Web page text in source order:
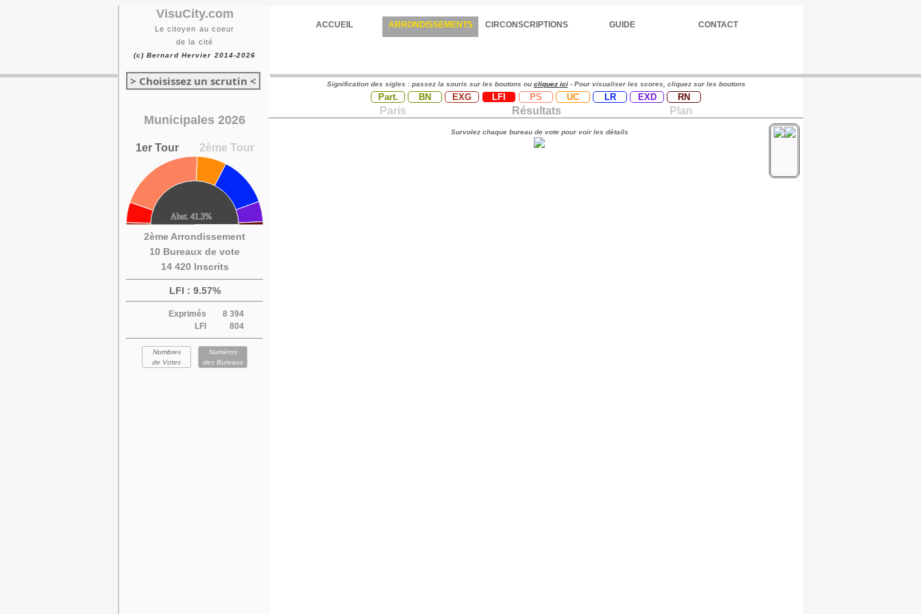
VisuCity.com
Le citoyen au coeur
de la cité
(c) Bernard Hervier 2014-2026
ACCUEIL ARRONDISSEMENTS CIRCONSCRIPTIONS GUIDE CONTACT
> Choisissez un scrutin <
Municipales 2026
1er Tour 2ème Tour
2ème Arrondissement
10 Bureaux de vote
14 420 Inscrits
LFI : 9.57%
Exprimés
8 394
LFI
804
Nombres
de Votes
Numéros
des Bureaux
Signification des sigles : passez la souris sur les boutons ou cliquez ici- Pour visualiser les scores, cliquez sur les boutons
Part. BN EXG LFI PS UC LR EXD RN
Paris Résultats Plan
Survolez chaque bureau de vote pour voir les détails